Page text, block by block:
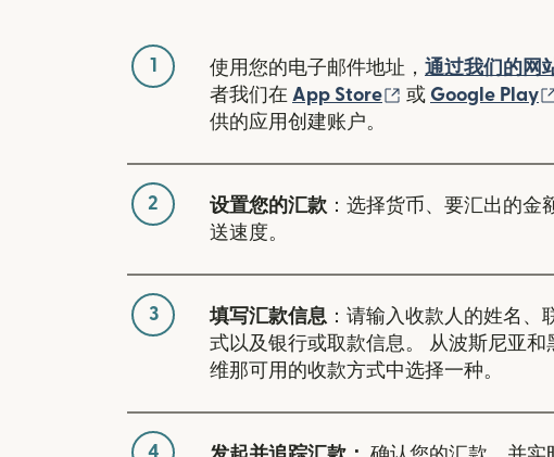
1 使用您的电子邮件地址， 通过我们的网
者我们在 App Store （在新窗口中打
或 Google Play
供的应用创建账户。
2 设置您的汇款 ：选择货币、要汇出的金
送速度。
3 填写汇款信息 ：请输入收款人的姓名、
式以及银行或取款信息。 从波斯尼亚和
维那可用的收款方式中选择一种。
4